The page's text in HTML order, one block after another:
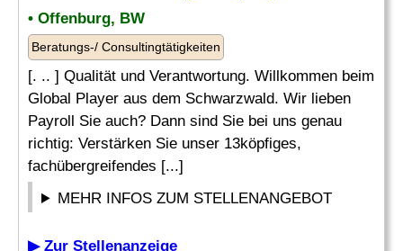
• Offenburg, BW
Beratungs-/ Consultingtätigkeiten
[. .. ] Qualität und Verantwortung. Willkommen beim
Global Player aus dem Schwarzwald. Wir lieben
Payroll Sie auch? Dann sind Sie bei uns genau
richtig: Verstärken Sie unser 13köpfiges,
fachübergreifendes [...]
MEHR INFOS ZUM STELLENANGEBOT
▶ Zur Stellenanzeige